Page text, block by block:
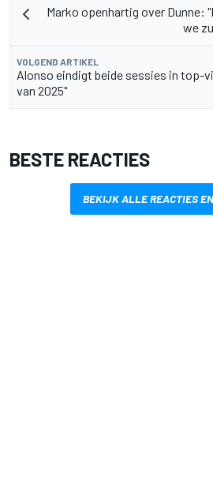
Marko openhartig over Dunne:
we
VOLGEND ARTIKEL
Alonso eindigt beide sessies in top-
van 2025"
BESTE REACTIES
BEKIJK ALLE REACTIES